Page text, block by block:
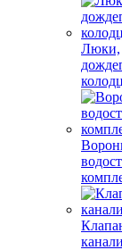
Люки,